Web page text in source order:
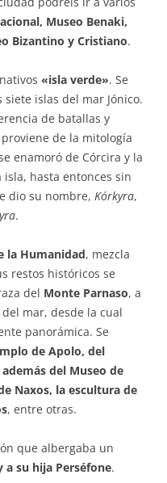
Museo Benaki,
Bizantino y Cristiano.
«isla verde». Se
islas del mar Jónico.
de batallas y
de la mitología
enamoró de Córcira y la
hasta entonces sin
dio su nombre, Kórkyra,
.
la Humanidad, mezcla
restos históricos se
del Monte Parnaso, a
mar, desde la cual
panorámica. Se
de Apolo, del
del Museo de
Naxos, la escultura de
, entre otras.
que albergaba un
su hija Perséfone.